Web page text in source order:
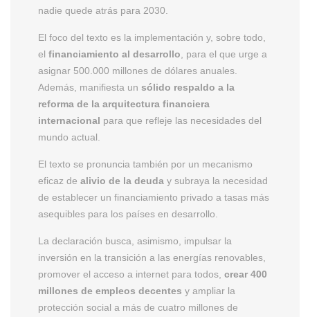
nadie quede atrás para 2030.
El foco del texto es la implementación y, sobre todo,
el financiamiento al desarrollo , para el que urge a
asignar 500.000 millones de dólares anuales.
Además, manifiesta un sólido respaldo a la
reforma de la arquitectura financiera
internacional para que refleje las necesidades del
mundo actual.
El texto se pronuncia también por un mecanismo
eficaz de alivio de la deuda y subraya la necesidad
de establecer un financiamiento privado a tasas más
asequibles para los países en desarrollo.
La declaración busca, asimismo, impulsar la
inversión en la transición a las energías renovables,
promover el acceso a internet para todos, crear 400
millones de empleos decentes y ampliar la
protección social a más de cuatro millones de